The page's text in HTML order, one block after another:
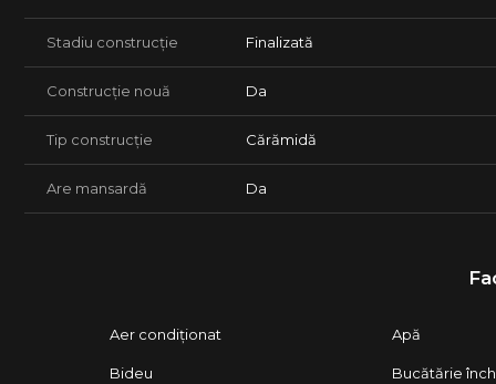
Stadiu construcție Finalizată
Construcție nouă Da
Tip construcție Cărămidă
Are mansardă Da
Aer condiționat Apă
Bideu Bucătărie